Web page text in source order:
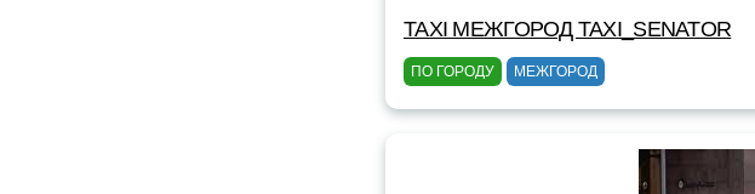
TAXI МЕЖГОРОД TAXI_SENATOR
ПО ГОРОДУ МЕЖГОРОД